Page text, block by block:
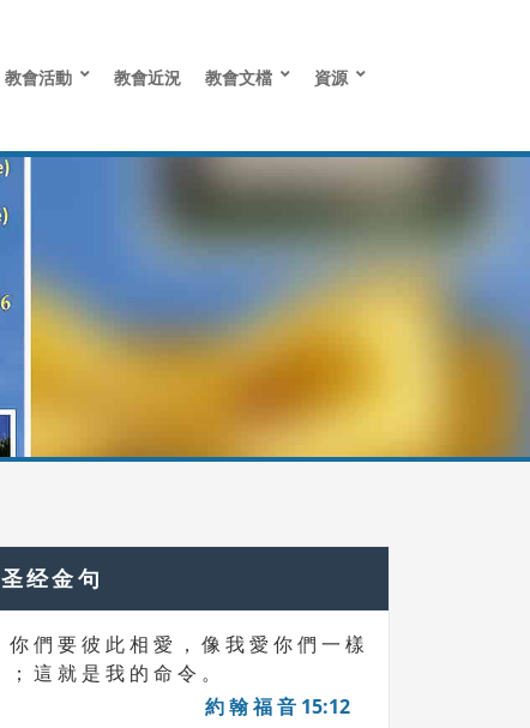
教會活動 教會近況 教會文檔 資源
圣经金句
你 們 要 彼 此 相 愛 ， 像 我 愛 你 們 一 樣
； 這 就 是 我 的 命 令 。
約 翰 福 音 15:12